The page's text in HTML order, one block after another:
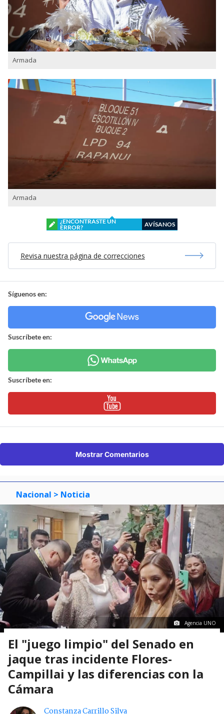
Armada
Armada
¿ENCONTRASTE UN
ERROR?
AVÍSANOS
Revisa nuestra página de correcciones
Síguenos en:
Suscríbete en:
Suscríbete en:
Mostrar Comentarios
Nacional > Noticia
Agencia UNO
El "juego limpio" del Senado en
jaque tras incidente Flores-
Campillai y las diferencias con la
Cámara